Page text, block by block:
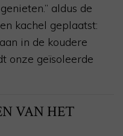
aldus de
kachel geplaatst:
in de koudere
onze geïsoleerde
VAN HET